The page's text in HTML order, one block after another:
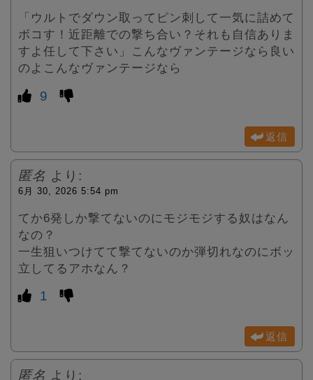
「ウルトでダウン取ってピン刺して一気に詰めて
ボコす！近距離での撃ち合い？それも自信ありま
すよ任して下さい」こんなヴァンテージなら良い
のよこんなヴァンテージなら
9
返信
匿名 より:
6月 30, 2026 5:54 pm
てか6発しか撃てないのにモジモジする奴はなん
なの？
一生狙いつけてて撃てないのか弾切れなのにボッ
立してるアホなん？
1
返信
匿名 より: